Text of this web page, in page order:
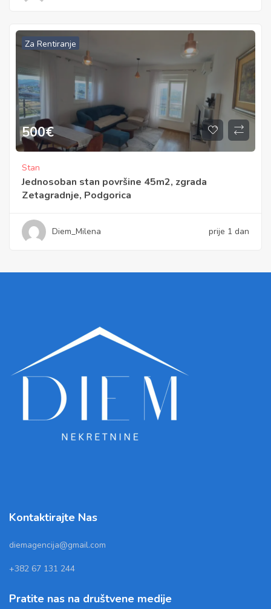
Za Rentiranje
500€
Stan
Jednosoban stan površine 45m2, zgrada
Zetagradnje, Podgorica
Diem_Milena prije 1 dan
Kontaktirajte Nas
diemagencija@gmail.com
+382 67 131 244
Pratite nas na društvene medije